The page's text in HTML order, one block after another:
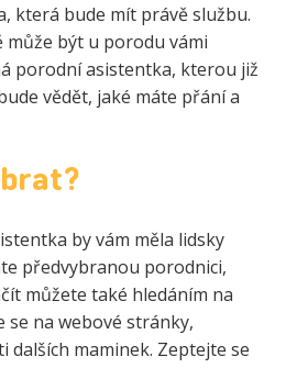
která bude mít právě službu.
může být u porodu vámi
porodní asistentka, kterou již
vědět, jaké máte přání a
by vám měla lidsky
předvybranou porodnici,
můžete také hledáním na
na webové stránky,
dalších maminek. Zeptejte se